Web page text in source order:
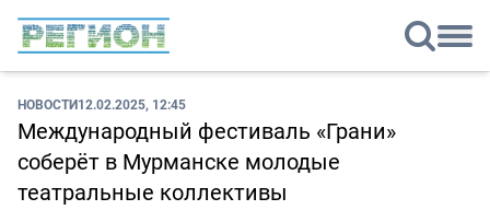
НОВОСТИ12.02.2025, 12:45
Международный фестиваль «Грани»
соберёт в Мурманске молодые
театральные коллективы